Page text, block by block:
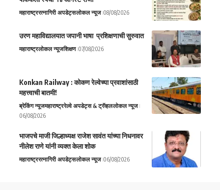
महाराष्ट्ररत्नागिरी अपडेट्सलोकल न्यूज 08/08/2026
उरण महाविद्यालयात जपानी भाषा प्रशिक्षणाची सुरुवात
महाराष्ट्रलोकल न्यूजशिक्षण 07/08/2026
Konkan Railway : कोकण रेल्वेच्या प्रवाशांसाठी
महत्त्वाची बातमी!
ब्रेकिंग न्यूजमहाराष्ट्ररेल्वे अपडेट्स & ट्रॅव्हललोकल न्यूज
06/08/2026
भाजपचे माजी जिल्हाध्यक्ष राजेश सावंत यांच्या निधनावर
नीलेश राणे यांनी व्यक्त केला शोक
महाराष्ट्ररत्नागिरी अपडेट्सलोकल न्यूज 06/08/2026